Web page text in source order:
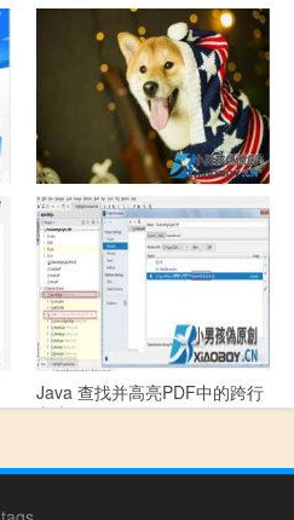
摄影作品的欣赏方法
宠物定位器app开发可以解决哪
些问题？
Java 查找并高亮PDF中的跨行
文本